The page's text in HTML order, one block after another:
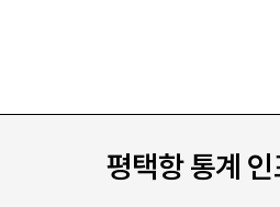
평택항 통계